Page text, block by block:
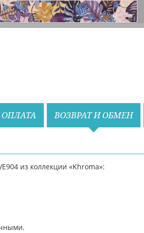
Назад
ВОЗВРАТ И ОБМЕН
из коллекции «Khroma»: